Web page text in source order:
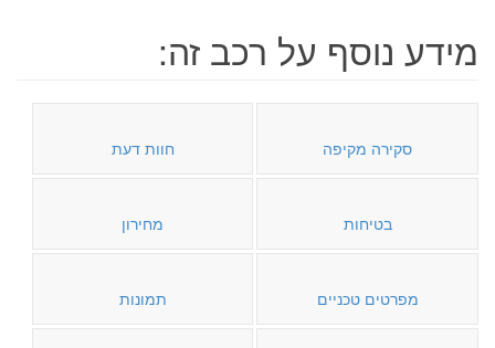
מידע נוסף על רכב זה:
סקירה מקיפה חוות דעת
בטיחות מחירון
מפרטים טכניים תמונות